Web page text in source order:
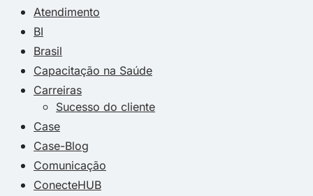
Atendimento
BI
Brasil
Capacitação na Saúde
Carreiras
Sucesso do cliente
Case
Case-Blog
Comunicação
ConecteHUB